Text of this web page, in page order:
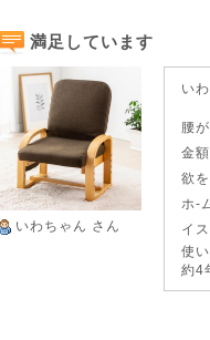
満足しています
いわちゃん さん
い
腰
金
欲
ホ-
イ
使
約4